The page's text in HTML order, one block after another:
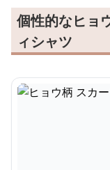
個性的なヒョ
ィシャツ